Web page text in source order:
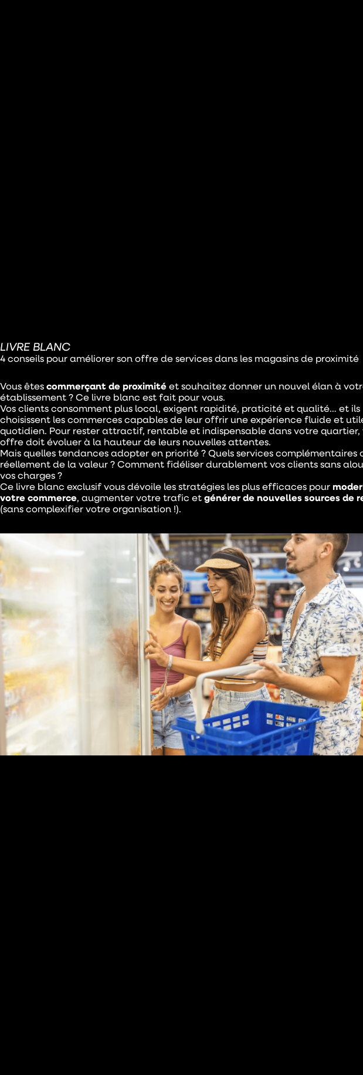
LIVRE BLANC
4 conseils pour améliorer son offre de services dans les magasins de proximité
Vous êtes commerçant de proximité et souhaitez donner un nouvel élan à
établissement ? Ce livre blanc est fait pour vous.
Vos clients consomment plus local, exigent rapidité, praticité et qualité… et ils
choisissent les commerces capables de leur offrir une expérience fluide et
quotidien. Pour rester attractif, rentable et indispensable dans votre quartier,
offre doit évoluer à la hauteur de leurs nouvelles attentes.
Mais quelles tendances adopter en priorité ? Quels services complémentaires
réellement de la valeur ? Comment fidéliser durablement vos clients sans
vos charges ?
Ce livre blanc exclusif vous dévoile les stratégies les plus efficaces pour
votre commerce, augmenter votre trafic et générer de nouvelles sources de
(sans complexifier votre organisation !).